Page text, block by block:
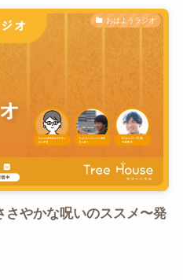
おはようラジオ
さやかな呪いのススメ〜発